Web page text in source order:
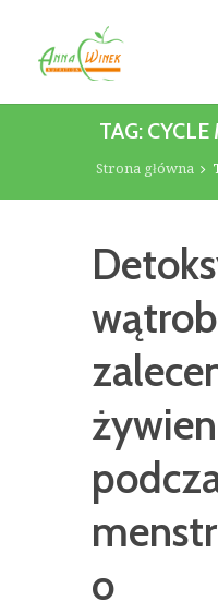
TAG:
Strona główna
o